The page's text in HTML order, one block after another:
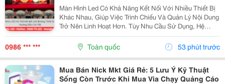
Màn Hình Led Có Khả Năng Kết Nối Với Nhiều Thiết Bị
Khác Nhau, Giúp Việc Trình Chiếu Và Quản Lý Nội Dung
Trở Nên Linh Hoạt Hơn. Tùy Nhu Cầu Sử Dụng, Hệ
Thống Có Thể Nhận Tín Hiệu Từ Máy Tính, Laptop,
Camera, Đầu Phát Hd/4K, Tv Box, Điện Thoại, Máy...
0986 *** *** Toàn quốc 53 phút trước
Mua Bán Nick Mkt Giá Rẻ: 5 Lưu Ý Kỹ Thuật
Sống Còn Trước Khi Mua Via Chạy Quảng Cáo